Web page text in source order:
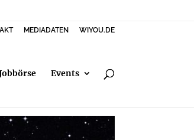
MEDIADATEN WIYOU.DE
Events